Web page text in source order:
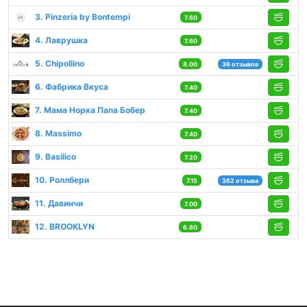
3. Pinzeria by Bontempi 7.60
4. Лаврушка 7.60
5. Chipollino 8.00 36 отзывов
6. Фабрика Вкуса 7.40
7. Мама Норка Папа Бобер 7.40
8. Massimo 7.40
9. Basilico 7.20
10. Роллбери 7.15 362 отзыва
11. Давинчи 7.00
12. BROOKLYN 6.80